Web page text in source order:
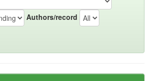
Authors/record